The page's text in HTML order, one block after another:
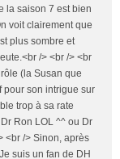
la saison 7 est bien
voit clairement que
plus sombre et
/> <br /> <br
(la Susan que
pour son intrigue sur
trop à sa rate
Ron LOL ^^ ou Dr
<br /> Sinon, après
suis un fan de DH